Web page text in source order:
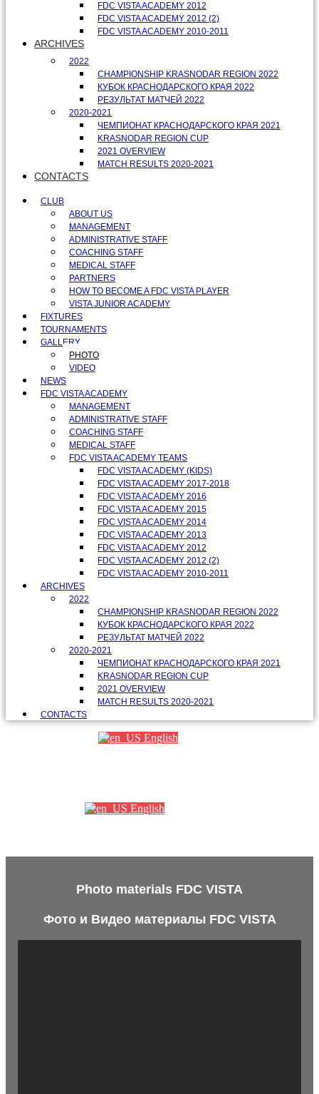
FDC VISTA ACADEMY 2012
FDC VISTA ACADEMY 2012 (2)
FDC VISTA ACADEMY 2010-2011
ARCHIVES
2022
CHAMPIONSHIP KRASNODAR REGION 2022
КУБОК КРАСНОДАРСКОГО КРАЯ 2022
РЕЗУЛЬТАТ МАТЧЕЙ 2022
2020-2021
ЧЕМПИОНАТ КРАСНОДАРСКОГО КРАЯ 2021
KRASNODAR REGION CUP
2021 OVERVIEW
MATCH RESULTS 2020-2021
CONTACTS
CLUB
ABOUT US
MANAGEMENT
ADMINISTRATIVE STAFF
COACHING STAFF
MEDICAL STAFF
PARTNERS
HOW TO BECOME A FDC VISTA PLAYER
VISTA JUNIOR ACADEMY
FIXTURES
TOURNAMENTS
GALLERY
PHOTO
VIDEO
NEWS
FDC VISTA ACADEMY
MANAGEMENT
ADMINISTRATIVE STAFF
COACHING STAFF
MEDICAL STAFF
FDC VISTA ACADEMY TEAMS
FDC VISTA ACADEMY (KIDS)
FDC VISTA ACADEMY 2017-2018
FDC VISTA ACADEMY 2016
FDC VISTA ACADEMY 2015
FDC VISTA ACADEMY 2014
FDC VISTA ACADEMY 2013
FDC VISTA ACADEMY 2012
FDC VISTA ACADEMY 2012 (2)
FDC VISTA ACADEMY 2010-2011
ARCHIVES
2022
CHAMPIONSHIP KRASNODAR REGION 2022
КУБОК КРАСНОДАРСКОГО КРАЯ 2022
РЕЗУЛЬТАТ МАТЧЕЙ 2022
2020-2021
ЧЕМПИОНАТ КРАСНОДАРСКОГО КРАЯ 2021
KRASNODAR REGION CUP
2021 OVERVIEW
MATCH RESULTS 2020-2021
CONTACTS
English
English
Photo materials FDC VISTA
Фото и Видео материалы FDC VISTA